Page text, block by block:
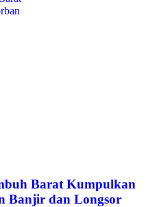
Barat Kumpulkan
Banjir dan Longsor